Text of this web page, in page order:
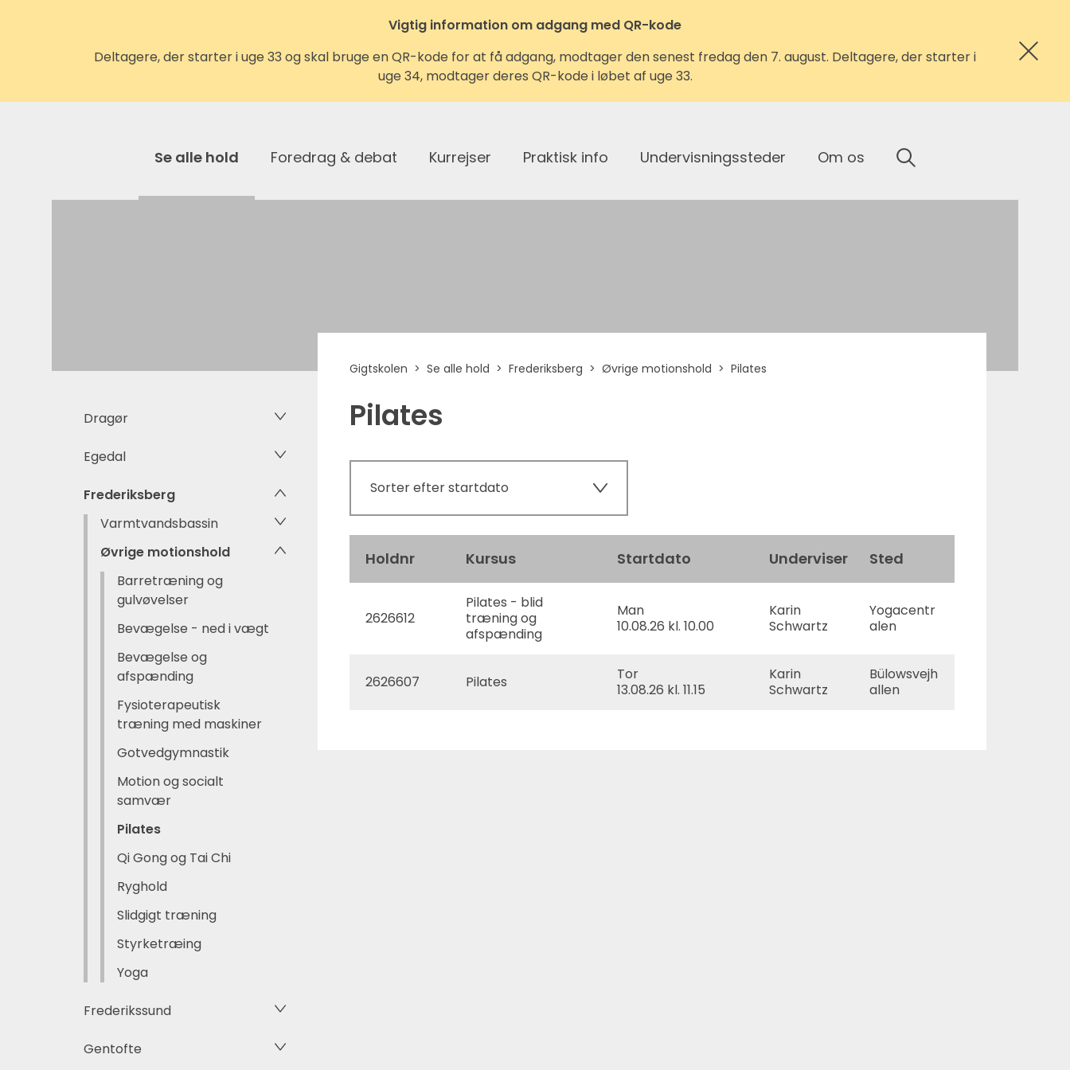
Vigtig information om adgang med QR-kode
Deltagere, der starter i uge 33 og skal bruge en QR-kode for at få adgang, modtager den senest fredag den 7. august. Deltagere, der starter i
uge 34, modtager deres QR-kode i løbet af uge 33.
Se alle hold Foredrag & debat Kurrejser Praktisk info Undervisningssteder Om os
Dragør
Egedal
Frederiksberg
Varmtvandsbassin
Øvrige motionshold
Barretræning og
gulvøvelser
Bevægelse - ned i vægt
Bevægelse og
afspænding
Fysioterapeutisk
træning med maskiner
Gotvedgymnastik
Motion og socialt
samvær
Pilates
Qi Gong og Tai Chi
Ryghold
Slidgigt træning
Styrketræing
Yoga
Frederikssund
Gentofte
Gigtskolen Se alle hold Frederiksberg Øvrige motionshold Pilates
Pilates
Sorter efter startdato
Holdnr Kursus Startdato Underviser Sted
2626612
Pilates - blid
træning og
afspænding
Man
10.08.26 kl. 10.00
Karin
Schwartz
Yogacentr
alen
2626607 Pilates
Tor
13.08.26 kl. 11.15
Karin
Schwartz
Bülowsvejh
allen